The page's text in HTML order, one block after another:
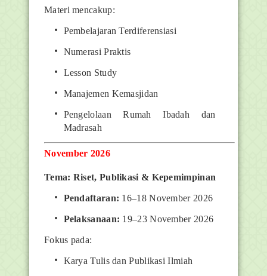
Materi mencakup:
Pembelajaran Terdiferensiasi
Numerasi Praktis
Lesson Study
Manajemen Kemasjidan
Pengelolaan Rumah Ibadah dan
Madrasah
November 2026
Tema: Riset, Publikasi & Kepemimpinan
Pendaftaran: 16–18 November 2026
Pelaksanaan: 19–23 November 2026
Fokus pada:
Karya Tulis dan Publikasi Ilmiah